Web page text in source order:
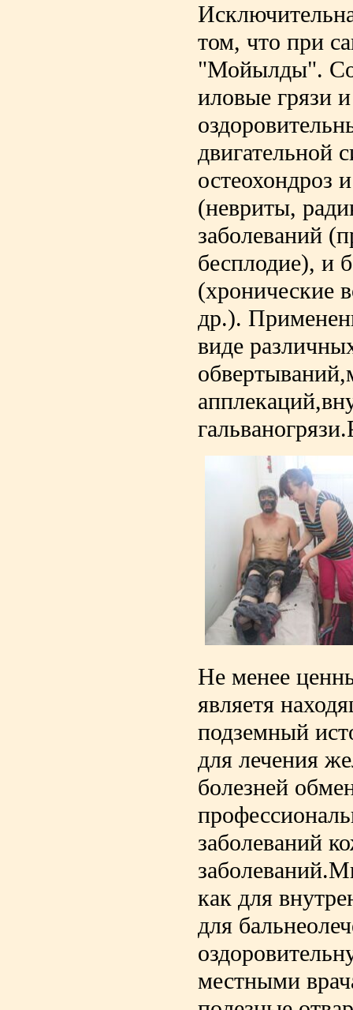
том, что при
"Мойылды".
иловые грязи
двигательной
остеохондроз
(невриты,
заболеваний
бесплодие), и
(хронические
др.).
виде
Не менее
являетя
подземный
для лечения
болезней
заболеваний
как для
для
местными